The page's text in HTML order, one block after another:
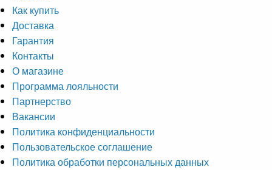
Как купить
Доставка
Гарантия
Контакты
О магазине
Программа лояльности
Партнерство
Вакансии
Политика конфиденциальности
Пользовательское соглашение
Политика обработки персональных данных